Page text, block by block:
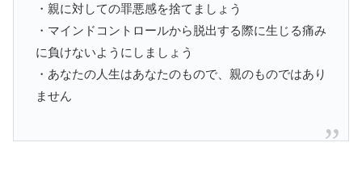
・親に対しての罪悪感を捨てましょう
・マインドコントロールから脱出する際に生じる痛み
に負けないようにしましょう
・あなたの人生はあなたのもので、親のものではあり
ません